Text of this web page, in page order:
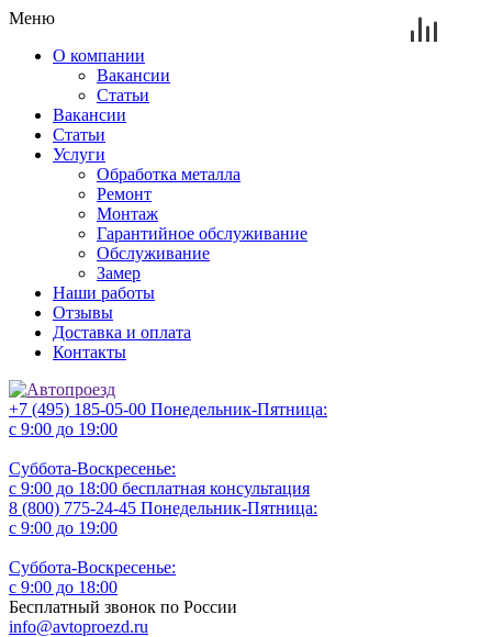
Меню
О компании
Вакансии
Статьи
Вакансии
Статьи
Услуги
Обработка металла
Ремонт
Монтаж
Гарантийное обслуживание
Обслуживание
Замер
Наши работы
Отзывы
Доставка и оплата
Контакты
+7 (495) 185-05-00 Понедельник-Пятница:
с 9:00 до 19:00
Суббота-Воскресенье:
с 9:00 до 18:00 бесплатная консультация
8 (800) 775-24-45 Понедельник-Пятница:
с 9:00 до 19:00
Суббота-Воскресенье:
с 9:00 до 18:00
Бесплатный звонок по России
info@avtoproezd.ru